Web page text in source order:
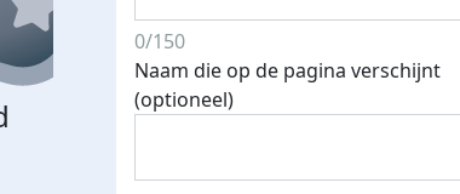
Streefbedrag
0/150
Naam die op de pagina verschijnt
(optioneel)